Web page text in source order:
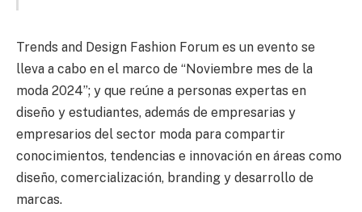
Trends and Design Fashion Forum es un evento se
lleva a cabo en el marco de “Noviembre mes de la
moda 2024”; y que reúne a personas expertas en
diseño y estudiantes, además de empresarias y
empresarios del sector moda para compartir
conocimientos, tendencias e innovación en áreas como
diseño, comercialización, branding y desarrollo de
marcas.